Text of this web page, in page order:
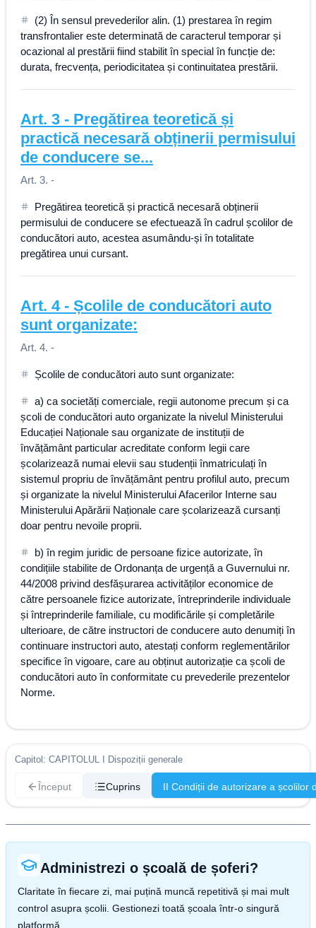
(2) În sensul prevederilor alin. (1) prestarea în regim
transfrontalier este determinată de caracterul temporar și
ocazional al prestării fiind stabilit în special în funcție de:
durata, frecvența, periodicitatea și continuitatea prestării.
Art. 3 - Pregătirea teoretică și
practică necesară obținerii permisului
de conducere se...
Art. 3. -
Pregătirea teoretică și practică necesară obținerii
permisului de conducere se efectuează în cadrul școlilor de
conducători auto, acestea asumându-și în totalitate
pregătirea unui cursant.
Art. 4- Școlile de conducători auto
sunt organizate:
Art. 4. -
Școlile de conducători auto sunt organizate:
a) ca societăți comerciale, regii autonome precum și ca
școli de conducători auto organizate la nivelul Ministerului
Educației Naționale sau organizate de instituții de
învățământ particular acreditate conform legii care
școlarizează numai elevii sau studenții înmatriculați în
sistemul propriu de învățământ pentru profilul auto, precum
și organizate la nivelul Ministerului Afacerilor Interne sau
Ministerului Apărării Naționale care școlarizează cursanți
doar pentru nevoile proprii.
b) în regim juridic de persoane fizice autorizate, în
condițiile stabilite de Ordonanța de urgență a Guvernului nr.
44/2008 privind desfășurarea activităților economice de
către persoanele fizice autorizate, întreprinderile individuale
și întreprinderile familiale, cu modificările și completările
ulterioare, de către instructori de conducere auto denumiți în
continuare instructori auto, atestați conform reglementărilor
specifice în vigoare, care au obținut autorizație ca școli de
conducători auto în conformitate cu prevederile prezentelor
Norme.
Capitol: CAPITOLUL I Dispoziții generale
Început Cuprins II Condiții de autorizare a școlilor
Administrezi o școală de șoferi?
Claritate în fiecare zi, mai puțină muncă repetitivă și mai mult
control asupra școlii. Gestionezi toată școala într-o singură
platformă.